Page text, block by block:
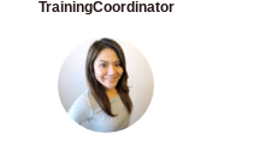
TrainingCoordinator